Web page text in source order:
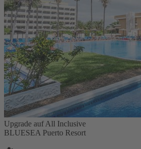
Upgrade auf All Inclusive
BLUESEA Puerto Resort